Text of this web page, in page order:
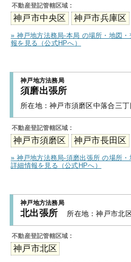
不動産登記管轄区域 :
神戸市中央区 神戸市兵庫区
» 神戸地方法務局-本局 の場所・地図
報を見る（公式HPへ）
神戸地方法務局
須磨出張所
所在地：神戸市須磨区中落合三
不動産登記管轄区域 :
神戸市須磨区 神戸市長田区
» 神戸地方法務局-須磨出張所 の場所・
詳細情報を見る（公式HPへ）
神戸地方法務局
北出張所 所在地：神戸市北
不動産登記管轄区域 :
神戸市北区